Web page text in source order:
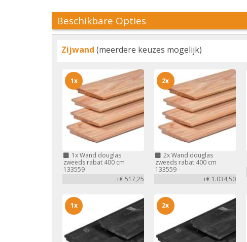
Beschikbare Opties
Zijwand (meerdere keuzes mogelijk)
1xWand douglas
zweeds rabat 400 cm
133559
+€ 517,25
1x
2xWand douglas
zweeds rabat 400 cm
133559
+€ 1.034,50
2x
1x 2x